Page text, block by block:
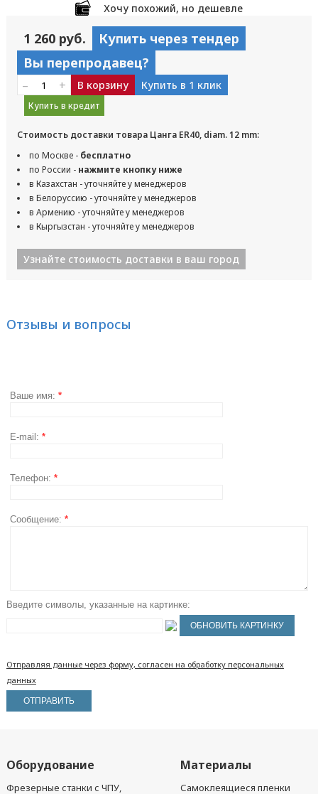
Хочу похожий, но дешевле
1 260 руб.
Купить через тендер
Вы перепродавец?
– + В корзину Купить в 1 клик
Купить в кредит
Стоимость доставки товара Цанга ER40, diam. 12 mm:
по Москве - бесплатно
по России - нажмите кнопку ниже
в Казахстан - уточняйте у менеджеров
в Белоруссию - уточняйте у менеджеров
в Армению - уточняйте у менеджеров
в Кыргызстан - уточняйте у менеджеров
Узнайте стоимость доставки в ваш город
Отзывы и вопросы
Ваше имя: *
E-mail: *
Телефон: *
Сообщение: *
Введите символы, указанные на картинке:
Отправляя данные через форму, согласен на обработку персональных
данных
Оборудование
Фрезерные станки с ЧПУ,
Материалы
Самоклеящиеся пленки